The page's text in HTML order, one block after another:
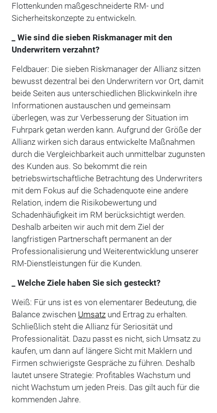
Flottenkunden maßgeschneiderte RM- und
Sicherheitskonzepte zu entwickeln.
_ Wie sind die sieben Riskmanager mit den
Underwritern verzahnt?
Feldbauer: Die sieben Riskmanager der Allianz sitzen
bewusst dezentral bei den Underwritern vor Ort, damit
beide Seiten aus unterschiedlichen Blickwinkeln ihre
Informationen austauschen und gemeinsam
überlegen, was zur Verbesserung der Situation im
Fuhrpark getan werden kann. Aufgrund der Größe der
Allianz wirken sich daraus entwickelte Maßnahmen
durch die Vergleichbarkeit auch unmittelbar zugunsten
des Kunden aus. So bekommt die rein
betriebswirtschaftliche Betrachtung des Underwriters
mit dem Fokus auf die Schadenquote eine andere
Relation, indem die Risikobewertung und
Schadenhäufigkeit im RM berücksichtigt werden.
Deshalb arbeiten wir auch mit dem Ziel der
langfristigen Partnerschaft permanent an der
Professionalisierung und Weiterentwicklung unserer
RM-Dienstleistungen für die Kunden.
_ Welche Ziele haben Sie sich gesteckt?
Weiß: Für uns ist es von elementarer Bedeutung, die
Balance zwischen Umsatzund Ertrag zu erhalten.
Schließlich steht die Allianz für Seriosität und
Professionalität. Dazu passt es nicht, sich Umsatz zu
kaufen, um dann auf längere Sicht mit Maklern und
Firmen schwierigste Gespräche zu führen. Deshalb
lautet unsere Strategie: Profitables Wachstum und
nicht Wachstum um jeden Preis. Das gilt auch für die
kommenden Jahre.